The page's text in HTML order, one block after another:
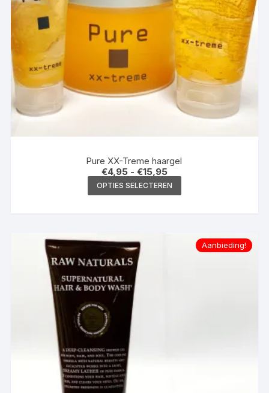
Pure XX-Treme haargel
€4,95 - €15,95Prijsklasse:
€4,95
tot
€15,95
OPTIES SELECTEREN
product
variaties.
Deze
Aanbieding!